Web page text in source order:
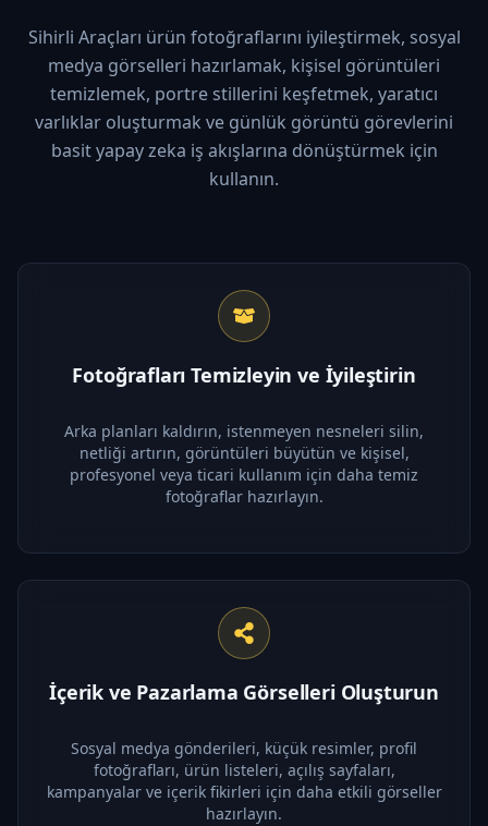
Sihirli Araçları ürün fotoğraflarını iyileştirmek, sosyal
medya görselleri hazırlamak, kişisel görüntüleri
temizlemek, portre stillerini keşfetmek, yaratıcı
varlıklar oluşturmak ve günlük görüntü görevlerini
basit yapay zeka iş akışlarına dönüştürmek için
kullanın.
Fotoğrafları Temizleyin ve İyileştirin
Arka planları kaldırın, istenmeyen nesneleri silin,
netliği artırın, görüntüleri büyütün ve kişisel,
profesyonel veya ticari kullanım için daha temiz
fotoğraflar hazırlayın.
İçerik ve Pazarlama Görselleri Oluşturun
Sosyal medya gönderileri, küçük resimler, profil
fotoğrafları, ürün listeleri, açılış sayfaları,
kampanyalar ve içerik fikirleri için daha etkili görseller
hazırlayın.